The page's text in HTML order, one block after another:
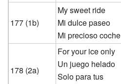
177 (1b)
My sweet ride
Mi dulce paseo
Mi precioso coche
178 (2a)
For your ice only
Un juego helado
Solo para tus